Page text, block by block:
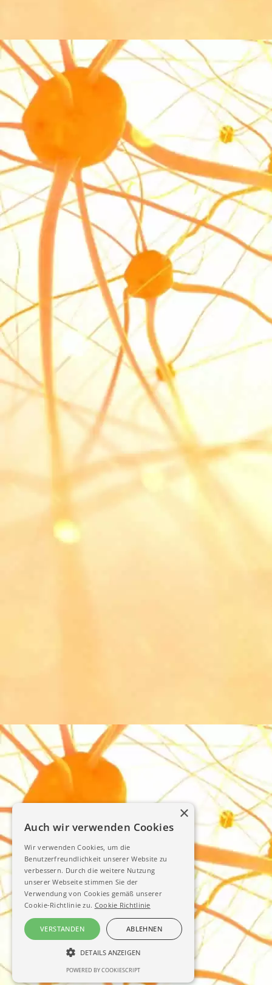
×
Auch wir verwenden Cookies
Wir verwenden Cookies, um die
Benutzerfreundlichkeit unserer Website zu
verbessern. Durch die weitere Nutzung
unserer Webseite stimmen Sie der
Verwendung von Cookies gemäß unserer
Cookie-Richtlinie zu. Cookie Richtlinie
VERSTANDEN ABLEHNEN
DETAILS ANZEIGEN
UNBEDINGT ERFORDERLICH
POWERED BY COOKIESCRIPT